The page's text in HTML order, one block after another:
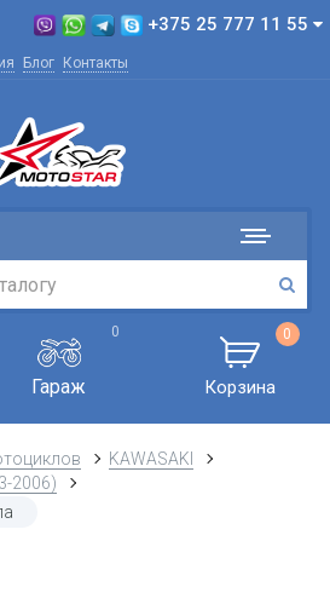
+375 25 777 11 55
Блог Контакты
0
Гараж
0
Корзина
KAWASAKI
2006)